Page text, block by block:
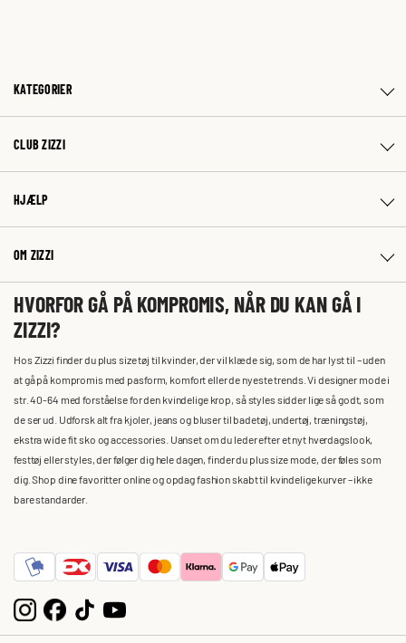
KATEGORIER
CLUB ZIZZI
HJÆLP
OM ZIZZI
HVORFOR GÅ PÅ KOMPROMIS, NÅR DU KAN GÅ I
ZIZZI?
Hos Zizzi finder du plus size tøj til kvinder, der vil klæde sig, som de har lyst til – uden
at gå på kompromis med pasform, komfort eller de nyeste trends. Vi designer mode i
str. 40-64 med forståelse for den kvindelige krop, så styles sidder lige så godt, som
de ser ud. Udforsk alt fra kjoler, jeans og bluser til badetøj, undertøj, træningstøj,
ekstra wide fit sko og accessories. Uanset om du leder efter et nyt hverdagslook,
festtøj eller styles, der følger dig hele dagen, finder du plus size mode, der føles som
dig. Shop dine favoritter online og opdag fashion skabt til kvindelige kurver – ikke
bare standarder.